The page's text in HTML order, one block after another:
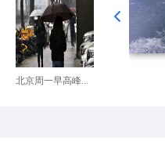
北京周一早高峰...